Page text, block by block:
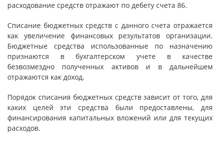
расходование средств отражают по дебету счета 86.
Списание бюджетных средств с данного счета отражается
как увеличение финансовых результатов организации.
Бюджетные средства использованные по назначению
признаются в бухгалтерском учете в качестве
безвозмездно полученных активов и в дальнейшем
отражаются как доход.
Порядок списания бюджетных средств зависит от того, для
каких целей эти средства были предоставлены, для
финансирования капитальных вложений или для текущих
расходов.